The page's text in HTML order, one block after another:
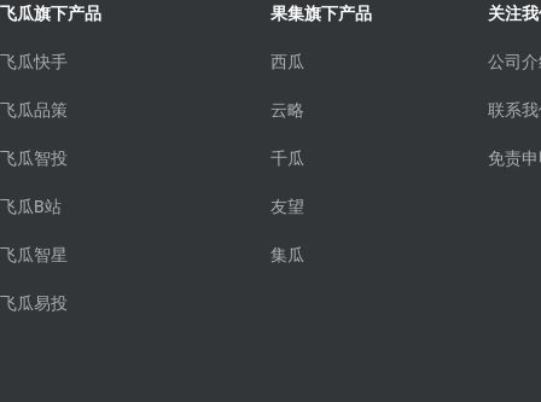
飞瓜旗下产品
飞瓜快手
飞瓜品策
飞瓜智投
飞瓜B站
飞瓜智星
飞瓜易投
果集旗下产品
西瓜
云略
千瓜
友望
集瓜
关注
公司
联系
免责